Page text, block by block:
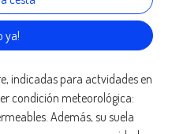
ya!
indicadas para actvidades en
condición meteorológica:
Además, su suela